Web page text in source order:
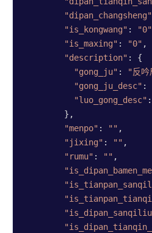
"dipan_changsheng"
"is_kongwang" : "0"
"is_maxing" : "0" ,
"description" : {
"gong_ju" : "反吟
"gong_ju_desc" :
"luo_gong_desc" :
        },
"menpo" : "" ,
"jixing" : "" ,
"rumu" : "" ,